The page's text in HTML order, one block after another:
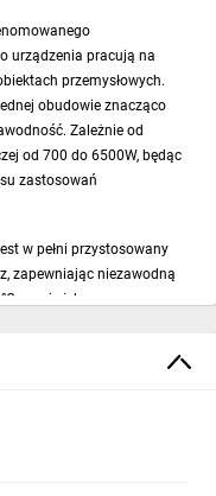
urządzenia pracują na
przemysłowych.
obudowie znacząco
Zależnie od
od 700 do 6500W, będąc
zastosowań
w pełni przystosowany
zapewniając niezawodną
– największym
316L, oferując wysoką